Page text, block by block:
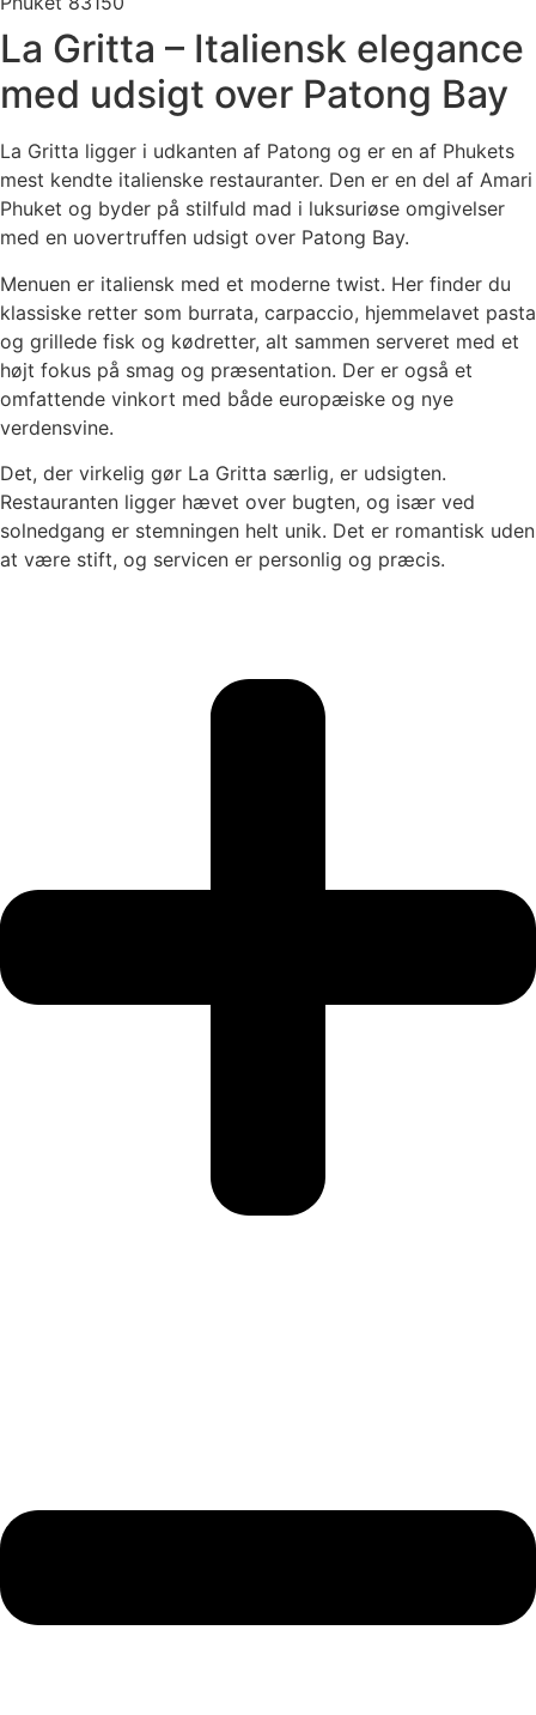
La Gritta – Italiensk elegance
med udsigt over Patong Bay
La Gritta ligger i udkanten af Patong og er en af Phukets
mest kendte italienske restauranter. Den er en del af Amari
Phuket og byder på stilfuld mad i luksuriøse omgivelser
med en uovertruffen udsigt over Patong Bay.
Menuen er italiensk med et moderne twist. Her finder du
klassiske retter som burrata, carpaccio, hjemmelavet pasta
og grillede fisk og kødretter, alt sammen serveret med et
højt fokus på smag og præsentation. Der er også et
omfattende vinkort med både europæiske og nye
verdensvine.
Det, der virkelig gør La Gritta særlig, er udsigten.
Restauranten ligger hævet over bugten, og især ved
solnedgang er stemningen helt unik. Det er romantisk uden
at være stift, og servicen er personlig og præcis.